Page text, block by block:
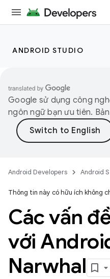
ANDROID STUDIO
Google sử dụng công
ngôn ngữ bạn ưu tiên.
Android Developers Android
Thông tin này có hữu ích không
Các vấn
với
Narwhal